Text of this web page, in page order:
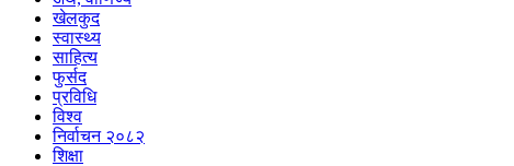
खेलकुद
स्वास्थ्य
साहित्य
फुर्सद
प्रविधि
विश्व
निर्वाचन २०८२
शिक्षा